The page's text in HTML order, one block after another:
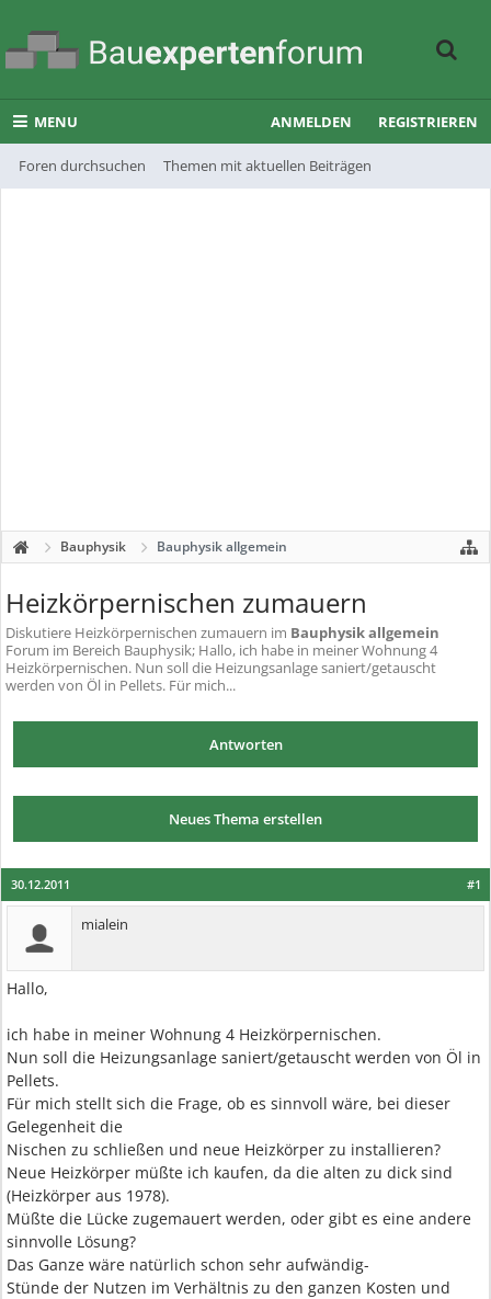
MENU
Foren durchsuchen Themen mit aktuellen Beiträgen
ANMELDEN REGISTRIEREN
Bauphysik Bauphysik allgemein
Heizkörpernischen zumauern
Diskutiere Heizkörpernischen zumauern im Bauphysik allgemein
Forum im Bereich Bauphysik; Hallo, ich habe in meiner Wohnung 4
Heizkörpernischen. Nun soll die Heizungsanlage saniert/getauscht
werden von Öl in Pellets. Für mich...
Antworten
Neues Thema erstellen
#1
30.12.2011
mialein
Hallo,
ich habe in meiner Wohnung 4 Heizkörpernischen.
Nun soll die Heizungsanlage saniert/getauscht werden von Öl in
Pellets.
Für mich stellt sich die Frage, ob es sinnvoll wäre, bei dieser
Gelegenheit die
Nischen zu schließen und neue Heizkörper zu installieren?
Neue Heizkörper müßte ich kaufen, da die alten zu dick sind
(Heizkörper aus 1978).
Müßte die Lücke zugemauert werden, oder gibt es eine andere
sinnvolle Lösung?
Das Ganze wäre natürlich schon sehr aufwändig-
Stünde der Nutzen im Verhältnis zu den ganzen Kosten und